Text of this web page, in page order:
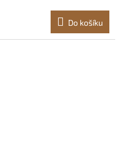
pokoje
Do košíku